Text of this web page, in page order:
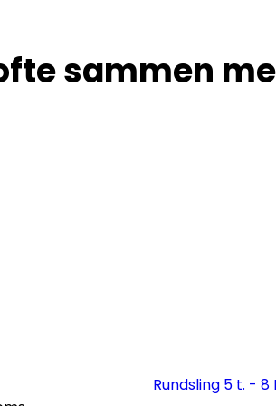
sammen
Rundsling 5 t. - 8